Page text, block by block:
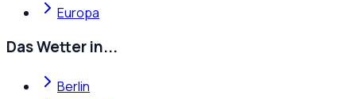
Europa
Das Wetter in...
Berlin